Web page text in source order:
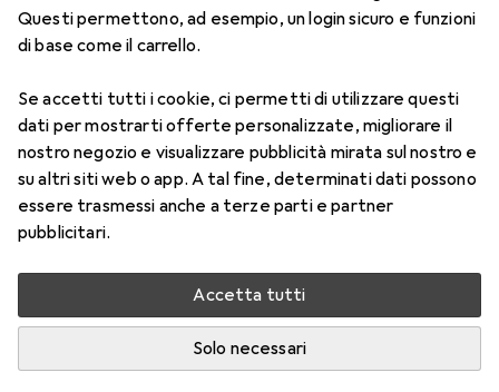
Questi permettono, ad esempio, un login sicuro e funzioni
di base come il carrello.
Se accetti tutti i cookie, ci permetti di utilizzare questi
dati per mostrarti offerte personalizzate, migliorare il
nostro negozio e visualizzare pubblicità mirata sul nostro e
su altri siti web o app. A tal fine, determinati dati possono
essere trasmessi anche a terze parti e partner
pubblicitari.
Accetta tutti
Solo necessari